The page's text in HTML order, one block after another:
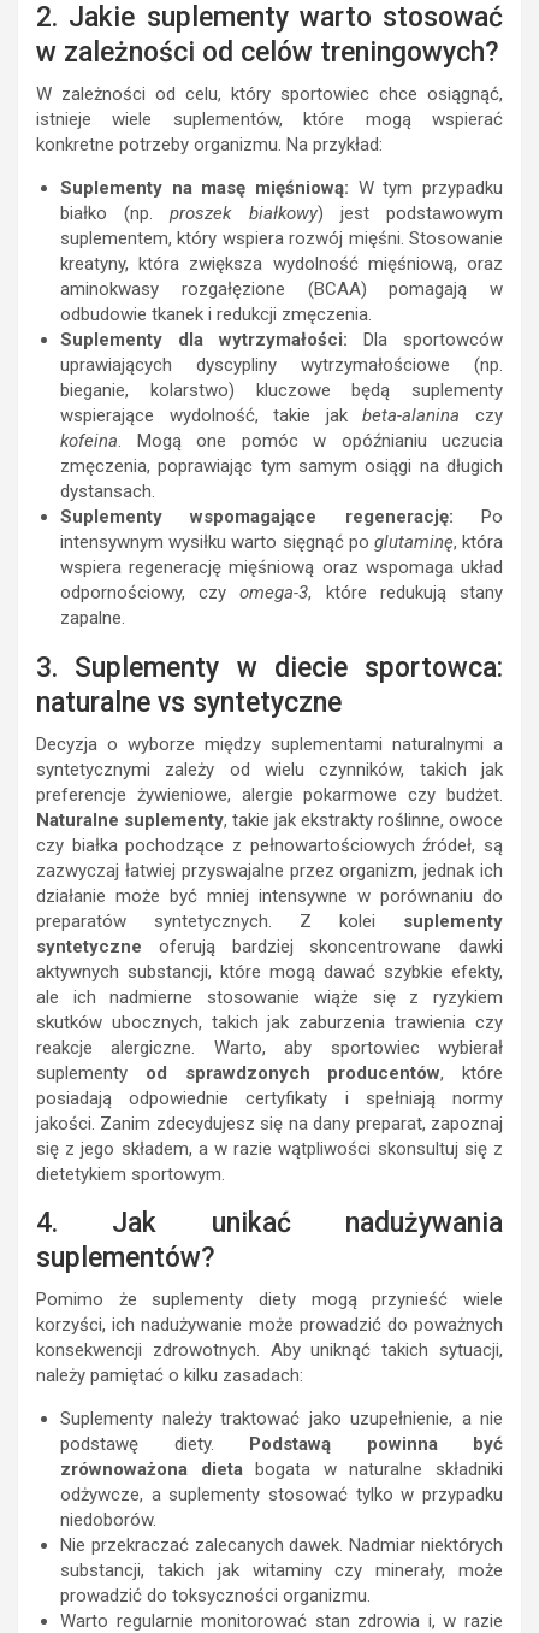
2. Jakie suplementy warto stosować
w zależności od celów treningowych?
W zależności od celu, który sportowiec chce osiągnąć,
istnieje wiele suplementów, które mogą wspierać
konkretne potrzeby organizmu. Na przykład:
Suplementy na masę mięśniową: W tym przypadku
białko (np.proszek białkowy) jest podstawowym
suplementem, który wspiera rozwój mięśni. Stosowanie
kreatyny, która zwiększa wydolność mięśniową, oraz
aminokwasy rozgałęzione (BCAA) pomagają w
odbudowie tkanek i redukcji zmęczenia.
Suplementy dla wytrzymałości: Dla sportowców
uprawiających dyscypliny wytrzymałościowe (np.
bieganie, kolarstwo) kluczowe będą suplementy
wspierające wydolność, takie jakbeta-alanina czy
kofeina. Mogą one pomóc w opóźnianiu uczucia
zmęczenia, poprawiając tym samym osiągi na długich
dystansach.
Suplementy wspomagające regenerację: Po
intensywnym wysiłku warto sięgnąć po glutaminę, która
wspiera regenerację mięśniową oraz wspomaga układ
odpornościowy, czyomega-3, które redukują stany
zapalne.
3. Suplementy w diecie sportowca:
naturalne vs syntetyczne
Decyzja o wyborze między suplementami naturalnymi a
syntetycznymi zależy od wielu czynników, takich jak
preferencje żywieniowe, alergie pokarmowe czy budżet.
Naturalne suplementy, takie jak ekstrakty roślinne, owoce
czy białka pochodzące z pełnowartościowych źródeł, są
zazwyczaj łatwiej przyswajalne przez organizm, jednak ich
działanie może być mniej intensywne w porównaniu do
preparatów syntetycznych. Z kolei suplementy
syntetyczne oferują bardziej skoncentrowane dawki
aktywnych substancji, które mogą dawać szybkie efekty,
ale ich nadmierne stosowanie wiąże się z ryzykiem
skutków ubocznych, takich jak zaburzenia trawienia czy
reakcje alergiczne. Warto, aby sportowiec wybierał
suplementy od sprawdzonych producentów, które
posiadają odpowiednie certyfikaty i spełniają normy
jakości. Zanim zdecydujesz się na dany preparat, zapoznaj
się z jego składem, a w razie wątpliwości skonsultuj się z
dietetykiem sportowym.
4. Jak unikać nadużywania
suplementów?
Pomimo że suplementy diety mogą przynieść wiele
korzyści, ich nadużywanie może prowadzić do poważnych
konsekwencji zdrowotnych. Aby uniknąć takich sytuacji,
należy pamiętać o kilku zasadach:
Suplementy należy traktować jako uzupełnienie, a nie
podstawę diety.
Podstawą powinna być
zrównoważona dietabogata w naturalne składniki
odżywcze, a suplementy stosować tylko w przypadku
niedoborów.
Nie przekraczać zalecanych dawek. Nadmiar niektórych
substancji, takich jak witaminy czy minerały, może
prowadzić do toksyczności organizmu.
Warto regularnie monitorować stan zdrowia i, w razie